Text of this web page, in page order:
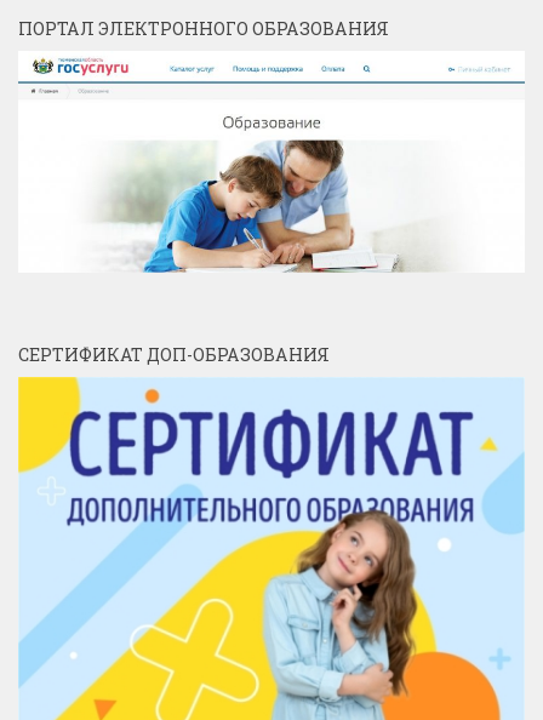
ПОРТАЛ ЭЛЕКТРОННОГО ОБРАЗОВАНИЯ
СЕРТИФИКАТ ДОП-ОБРАЗОВАНИЯ